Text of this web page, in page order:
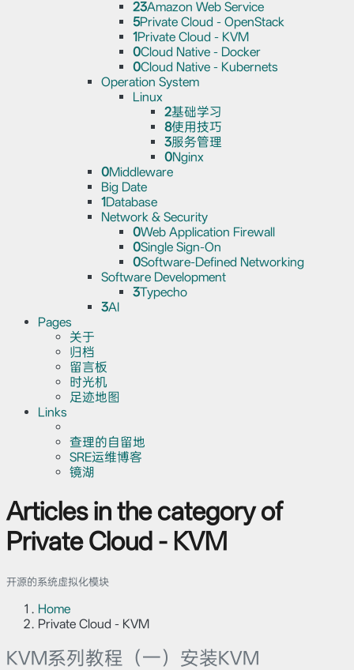
23Amazon Web Service
5Private Cloud - OpenStack
1Private Cloud - KVM
0Cloud Native - Docker
0Cloud Native - Kubernets
Operation System
Linux
2基础学习
8使用技巧
3服务管理
0Nginx
0Middleware
Big Date
1Database
Network & Security
0Web Application Firewall
0Single Sign-On
0Software-Defined Networking
Software Development
3Typecho
3AI
Pages
关于
归档
留言板
时光机
足迹地图
Links
查理的自留地
SRE运维博客
镜湖
Articles in the category of
Private Cloud - KVM
开源的系统虚拟化模块
Home
Private Cloud - KVM
KVM系列教程（一）安装KVM